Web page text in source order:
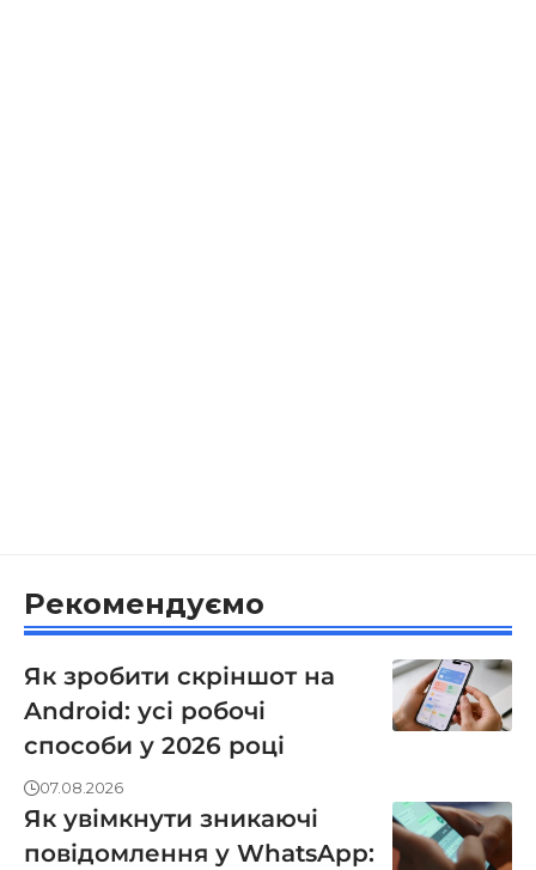
Рекомендуємо
Як зробити скріншот на
Android: усі робочі
способи у 2026 році
07.08.2026
Як увімкнути зникаючі
повідомлення у WhatsApp: